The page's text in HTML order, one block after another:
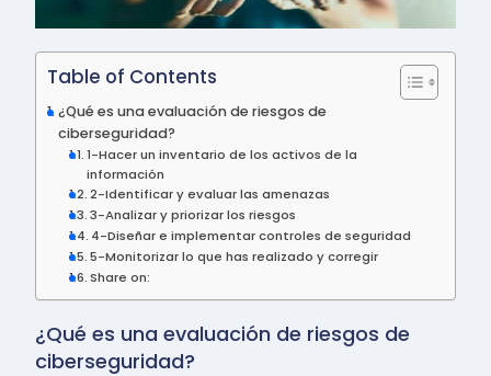
Table of Contents
¿Qué es una evaluación de riesgos de
ciberseguridad?
1-Hacer un inventario de los activos de la
información
2-Identificar y evaluar las amenazas
3-Analizar y priorizar los riesgos
4-Diseñar e implementar controles de seguridad
5-Monitorizar lo que has realizado y corregir
Share on:
¿Qué es una evaluación de riesgos de
ciberseguridad?